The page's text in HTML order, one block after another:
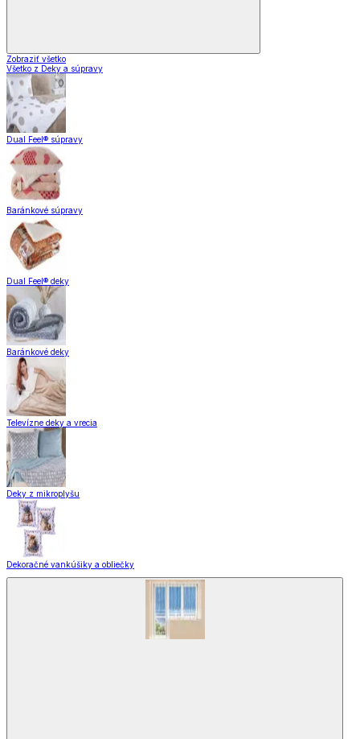
Zobraziť všetko
Všetko z Deky a súpravy
Dual Feel® súpravy
Baránkové súpravy
Dual Feel® deky
Baránkové deky
Televízne deky a vrecia
Deky z mikroplyšu
Dekoračné vankúšiky a obliečky